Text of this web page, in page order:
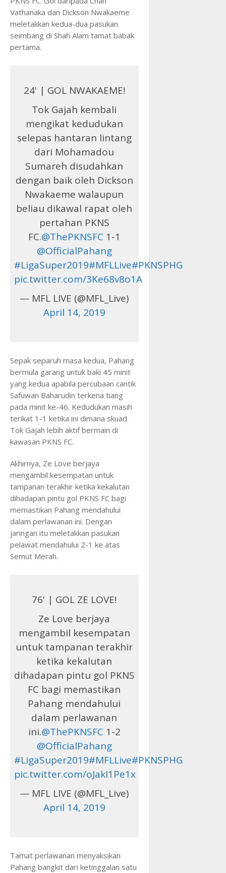
Vathanaka dan Dickson Nwakaeme
meletakkan kedua-dua pasukan
seimbang di Shah Alam tamat babak
pertama.
24' | GOL NWAKAEME!
Tok Gajah kembali
mengikat kedudukan
selepas hantaran lintang
dari Mohamadou
Sumareh disudahkan
dengan baik oleh Dickson
Nwakaeme walaupun
beliau dikawal rapat oleh
pertahan PKNS
FC.@ThePKNSFC 1-1
@OfficialPahang
#LigaSuper2019#MFLLive#PKNSPHG
pic.twitter.com/3Ke68v8o1A
— MFL LIVE (@MFL_Live)
April 14, 2019
Sepak separuh masa kedua, Pahang
bermula garang untuk baki 45 minit
yang kedua apabila percubaan cantik
Safuwan Baharudin terkena tiang
pada minit ke-46. Kedudukan masih
terikat 1-1 ketika ini dimana skuad
Tok Gajah lebih aktif bermain di
kawasan PKNS FC.
Akhirnya, Ze Love berjaya
mengambil kesempatan untuk
tampanan terakhir ketika kekalutan
dihadapan pintu gol PKNS FC bagi
memastikan Pahang mendahului
dalam perlawanan ini. Dengan
jaringan itu meletakkan pasukan
pelawat mendahului 2-1 ke atas
Semut Merah.
76' | GOL ZE LOVE!
Ze Love berjaya
mengambil kesempatan
untuk tampanan terakhir
ketika kekalutan
dihadapan pintu gol PKNS
FC bagi memastikan
Pahang mendahului
dalam perlawanan
ini.@ThePKNSFC 1-2
@OfficialPahang
#LigaSuper2019#MFLLive#PKNSPHG
pic.twitter.com/oJakI1Pe1x
— MFL LIVE (@MFL_Live)
April 14, 2019
Tamat perlawanan menyaksikan
Pahang bangkit dari ketinggalan satu